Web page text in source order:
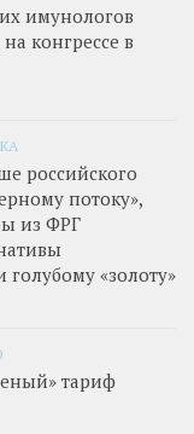
имунологов
конгрессе в
российского
потоку»,
из ФРГ
«золоту»
тариф